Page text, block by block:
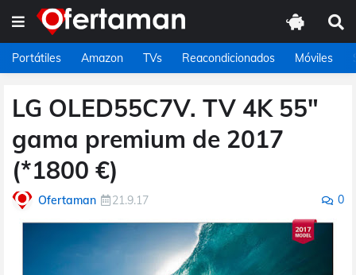
Portátiles Amazon TVs Reacondicionados Móviles
LG OLED55C7V. TV 4K 55"
gama premium de 2017
(*1800 €)
Ofertaman 21.9.17 0